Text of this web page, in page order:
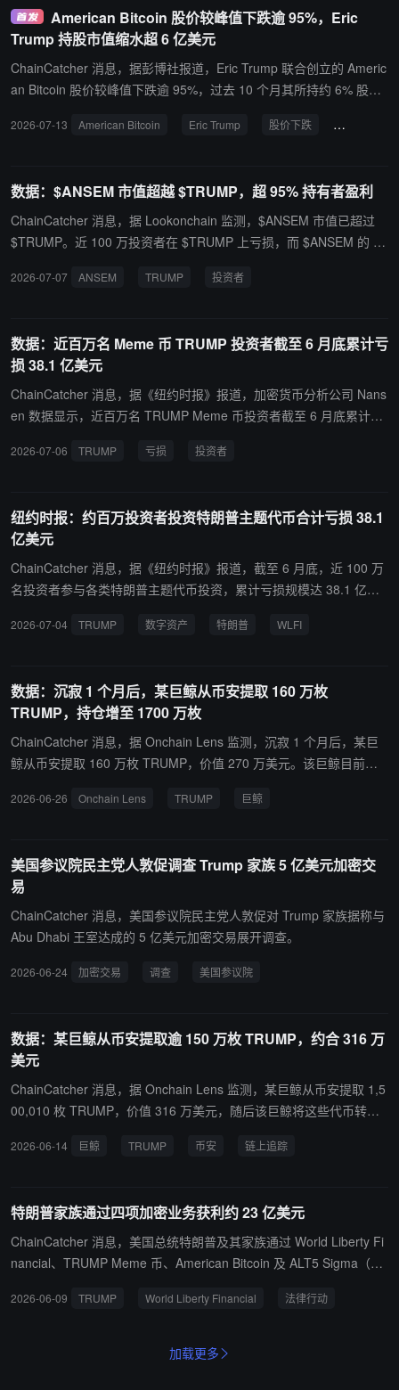
接、授权的实时机器可读数据流，同时推进公司通过高利润经常性收
入流将专有资产货币化的战略。特朗普的 Truth Social 帖文此前已多
次引发市场波动，最近的例子包括其关于美伊冲突的发文。 McGurn
还表示，此前有公司试图违规爬取 Truth Social 数据，我们将对那些
不直接向我们获取数据的人制造大量摩擦。Truth Social 上其他主要
账户包括小唐纳德·特朗普、埃里克·特朗普及 FBI 局长 Kash Patel。
American Bitcoin 股价较峰值下跌逾 95%，Eric
Trump 持股市值缩水超 6 亿美元
ChainCatcher 消息，据彭博社报道，Eric Trump 联合创立的 Americ
an Bitcoin 股价较峰值下跌逾 95%，过去 10 个月其所持约 6% 股份
斯达克上市资格，股价于周三创历史新低。American Bitcoin 仍坚持
营亏损。
2026-07-13 American Bitcoin Eric Trump 股价下跌 比特币挖矿
数据：$ANSEM 市值超越 $TRUMP，超 95% 持有者盈利
ChainCatcher 消息，据 Lookonchain 监测，$ANSEM 市值已超过
$TRUMP。近 100 万投资者在 $TRUMP 上亏损，而 $ANSEM 的 12
2026-07-07 ANSEM TRUMP 投资者
数据：近百万名 Meme 币 TRUMP 投资者截至 6 月底累计亏
损 38.1 亿美元
ChainCatcher 消息，据《纽约时报》报道，加密货币分析公司 Nans
en 数据显示，近百万名 TRUMP Meme 币投资者截至 6 月底累计亏
二。该代币当前已较峰值下跌 97%。与此同时，约 50 万个钱包从 T
特朗普本人通过该 Meme 币获利 6.36 亿美元，2025 年其所有商业
投资总收益至少 22 亿美元。
2026-07-06 TRUMP 亏损 投资者
纽约时报：约百万投资者投资特朗普主题代币合计亏损 38.1
亿美元
ChainCatcher 消息，据《纽约时报》报道，截至 6 月底，近 100 万
名投资者参与各类特朗普主题代币投资，累计亏损规模达 38.1 亿美
配规则令特朗普能够在币价上涨、下跌行情中双向获利，收益核心来
示，特朗普 2024 年竞选阶段转变对加密货币的保守态度，布局数字
资产商业化赛道；其就职前夕推出的 TRUMP 代币被市场定义为无实
际应用价值的纯投机资产，上线后经历大幅回调，大量高位入场散户
深度套牢。
2026-07-04 TRUMP 数字资产 特朗普 WLFI
数据：沉寂 1 个月后，某巨鲸从币安提取 160 万枚
TRUMP，持仓增至 1700 万枚
ChainCatcher 消息，据 Onchain Lens 监测，沉寂 1 个月后，某巨
鲸从币安提取 160 万枚 TRUMP，价值 270 万美元。该巨鲸目前持
2026-06-26 Onchain Lens TRUMP 巨鲸
美国参议院民主党人敦促调查 Trump 家族 5 亿美元加密交
易
ChainCatcher 消息，美国参议院民主党人敦促对 Trump 家族据称与
Abu Dhabi 王室达成的 5 亿美元加密交易展开调查。
2026-06-24 加密交易 调查 美国参议院
数据：某巨鲸从币安提取逾 150 万枚 TRUMP，约合 316 万
美元
ChainCatcher 消息，据 Onchain Lens 监测，某巨鲸从币安提取 1,5
00,010 枚 TRUMP，价值 316 万美元，随后该巨鲸将这些代币转入
2026-06-14 巨鲸 TRUMP 币安 链上追踪
特朗普家族通过四项加密业务获利约 23 亿美元
ChainCatcher 消息，美国总统特朗普及其家族通过 World Liberty Fi
nancial、TRUMP Meme 币、American Bitcoin 及 ALT5 Sigma（现
合计浮亏规模亦约为 23 亿美元。报道称，World Liberty Financial
币价格较历史高点回撤约 97%，ALT5 Sigma 及 American Bitcoin 相
2026-06-09 TRUMP World Liberty Financial 法律行动
加载更多